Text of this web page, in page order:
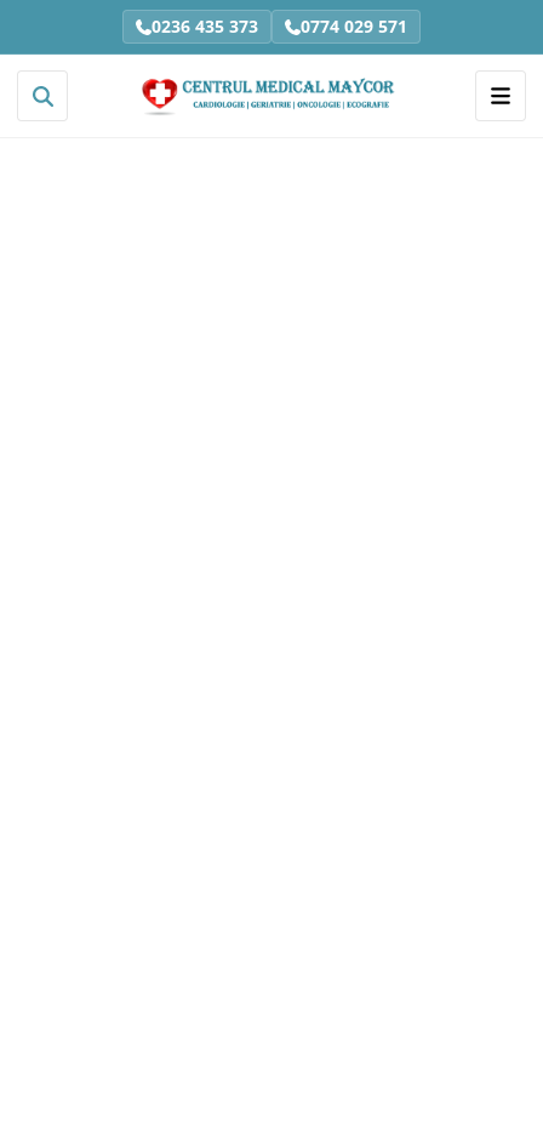
0236 435 373 0774 029 571